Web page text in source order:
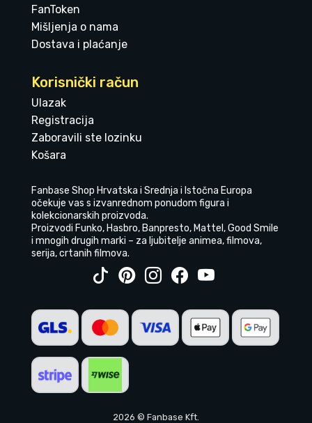
FanToken
Mišljenja o nama
Dostava i plaćanje
Korisnički račun
Ulazak
Registracija
Zaboravili ste lozinku
Košara
Fanbase Shop Hrvatska i Srednja i Istočna Europa
očekuje vas s izvanrednom ponudom figura i
kolekcionarskih proizvoda.
Proizvodi Funko, Hasbro, Banpresto, Mattel, Good Smile
i mnogih drugih marki – za ljubitelje animea, filmova,
serija, crtanih filmova.
2026 © Fanbase Kft.